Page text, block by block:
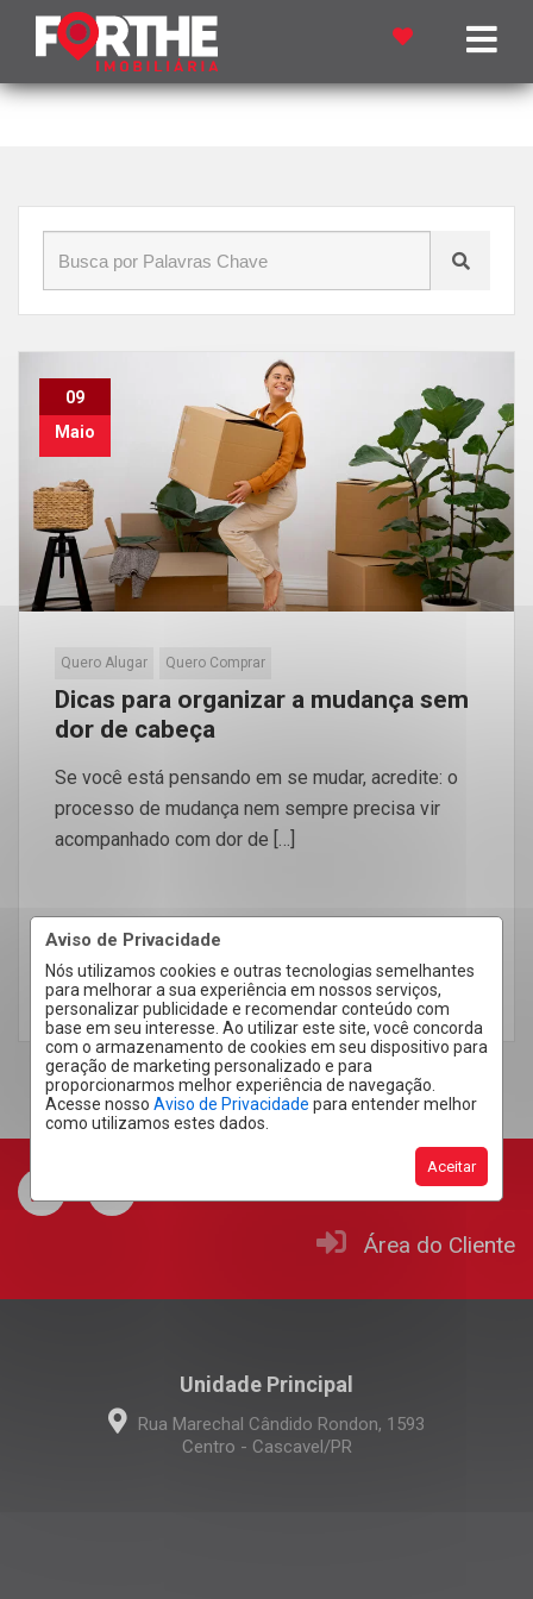
Início»Blog » Mudança
Aviso de Privacidade
Nós utilizamos cookies e outras tecnologias semelhantes
para melhorar a sua experiência em nossos serviços,
personalizar publicidade e recomendar conteúdo com
base em seu interesse. Ao utilizar este site, você concorda
com o armazenamento de cookies em seu dispositivo para
geração de marketing personalizado e para
proporcionarmos melhor experiência de navegação.
Acesse nosso Aviso de Privacidade para entender melhor
como utilizamos estes dados.
Aceitar
09
Maio
Quero Alugar Quero Comprar
Dicas para organizar a mudança sem
dor de cabeça
Se você está pensando em se mudar, acredite: o
processo de mudança nem sempre precisa vir
acompanhado com dor de […]
LEIA MAIS
Área do Cliente
Unidade Principal
Rua Marechal Cândido Rondon, 1593
Centro - Cascavel/PR